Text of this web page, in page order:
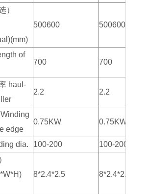
）
500600 500600
of
700 700
haul-
2.2 2.2
edge
0.75KW 0.75KW
dia. 100-200
100-200
8*2.4*2.5 8*2.4*2.5